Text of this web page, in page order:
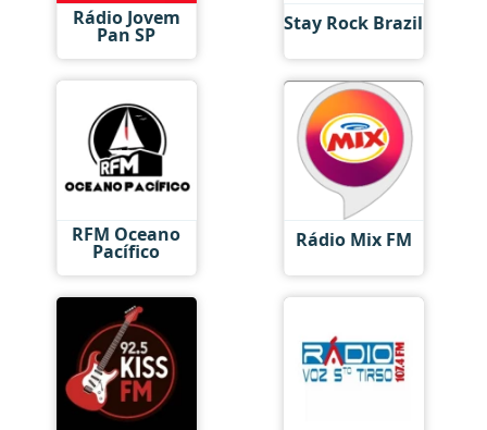
Rádio Jovem
Pan SP Stay Rock Brazil
RFM Oceano
Pacífico Rádio Mix FM